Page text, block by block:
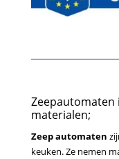
Zeepautomaten
materialen;
Zeep automaten
keuken. Ze nemen